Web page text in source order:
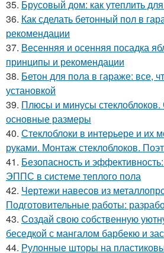
35. Брусовый дом: как утеплить
36. Как сделать бетонный пол в
рекомендации
37. Весенняя и осенняя посадка
принципы и рекомендации
38. Бетон для пола в гараже: все,
установкой
39. Плюсы и минусы стеклоблоков.
основные размеры
40. Стеклоблоки в интерьере и их
руками. Монтаж стеклоблоков.
41. Безопасность и
ЭППС в системе теплого пола
42. Чертежи навесов из
Подготовительные работы:
43. Создай свою собственную
беседкой с мангалом барбекю и
44. Рулонные шторы на